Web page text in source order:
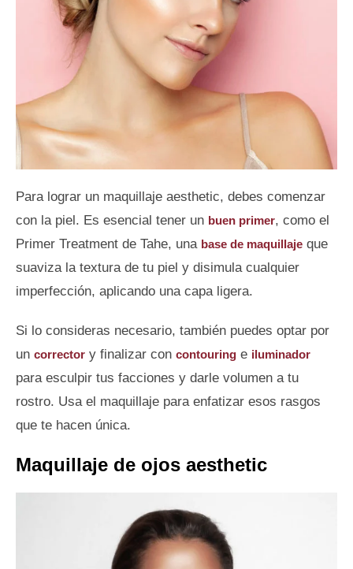
Para lograr un maquillaje aesthetic, debes comenzar
con la piel. Es esencial tener un buen primer, como el
Primer Treatment de Tahe, una base de maquillaje que
suaviza la textura de tu piel y disimula cualquier
imperfección, aplicando una capa ligera.
Si lo consideras necesario, también puedes optar por
un corrector y finalizar con contouring e iluminador
para esculpir tus facciones y darle volumen a tu
rostro. Usa el maquillaje para enfatizar esos rasgos
que te hacen única.
Maquillaje de ojos aesthetic